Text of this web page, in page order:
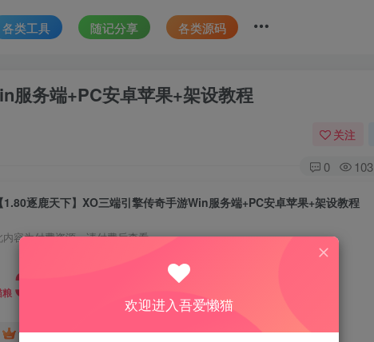
各类工具 随记分享 各类源码
服务端+PC安卓苹果+架设教程
关注
0 103
1.80逐鹿天下】XO三端引擎传奇手游Win服务端+PC安卓苹果+架设教程
内容为付费资源，请付费后查看
粮 30
黄金会员猫粮15 钻石会员免费
欢迎进入吾爱懒猫